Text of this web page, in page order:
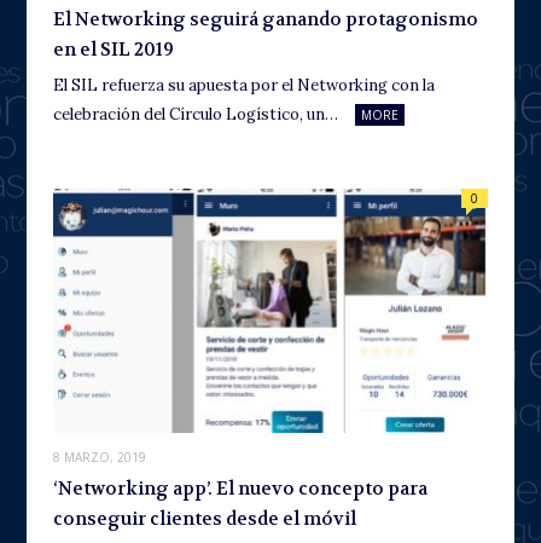
El Networking seguirá ganando protagonismo
en el SIL 2019
El SIL refuerza su apuesta por el Networking con la
celebración del Círculo Logístico, un…
MORE
8 MARZO, 2019
0
‘Networking app’. El nuevo concepto para
conseguir clientes desde el móvil